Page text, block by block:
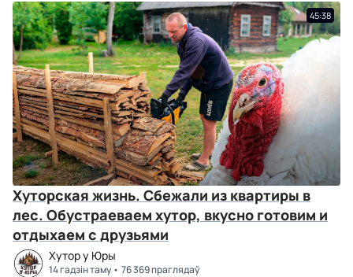
45:38
Хуторская жизнь. Сбежали из квартиры в
лес. Обустраеваем хутор, вкусно готовим и
отдыхаем с друзьями
Хутор у Юры
14 гадзін таму 76 369 праглядаў